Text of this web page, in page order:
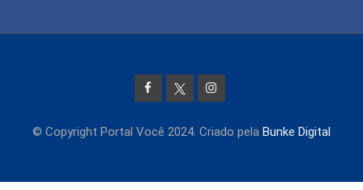
© Copyright Portal Você 2024. Criado pela Bunke Digital